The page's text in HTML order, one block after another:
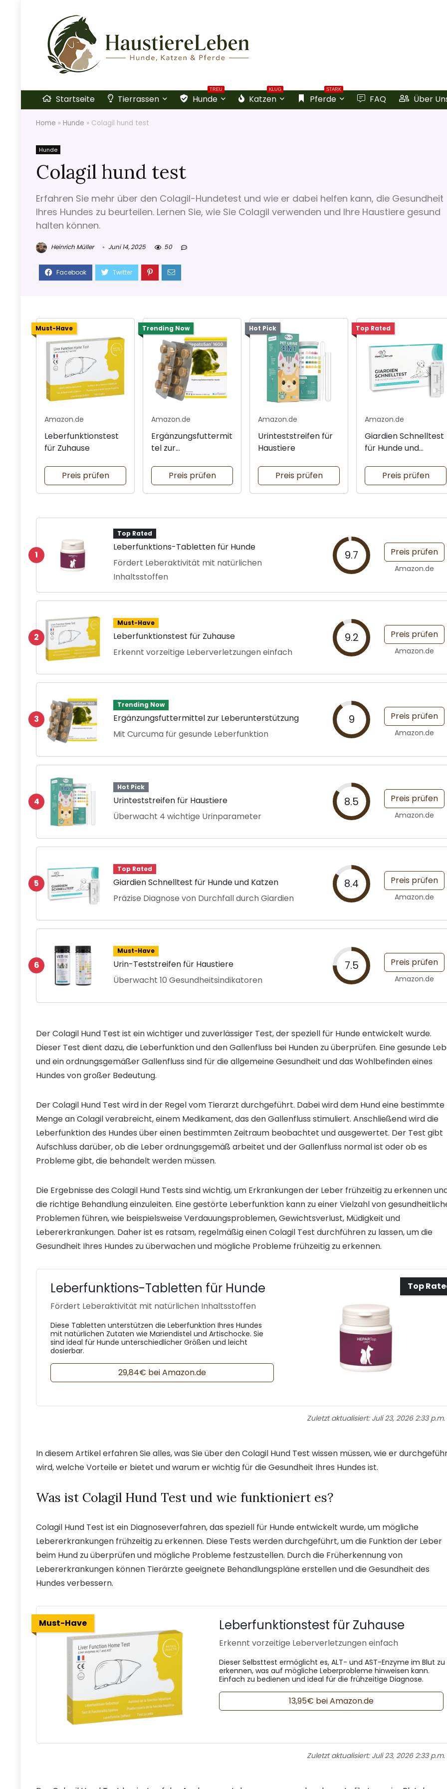
Startseite Tierrassen
TREU
Hunde
KLUG
Katzen
STARK
Pferde FAQ Über
Home » Hunde » Colagil hund test
Hunde
Colagil hund test
Erfahren Sie mehr über den Colagil-Hundetest und wie er dabei helfen kann, die Gesundheit
Ihres Hundes zu beurteilen. Lernen Sie, wie Sie Colagil verwenden und Ihre Haustiere gesund
halten können.
Heinrich Müller Juni 14, 2025 50
Must-Have
Amazon.de
Leberfunktionstest
für Zuhause
Preis prüfen
Trending Now
Amazon.de
Ergänzungsfuttermit
tel zur
Preis prüfen
Hot Pick
Amazon.de
Urinteststreifen für
Haustiere
Preis prüfen
Top Rated
Amazon.de
Giardien Schnelltest
für Hunde und
Preis prüfen
1
Top Rated
Leberfunktions-Tabletten für Hunde
Fördert Leberaktivität mit natürlichen
Inhaltsstoffen
9.7 Preis prüfen
Amazon.de
2
Must-Have
Leberfunktionstest für Zuhause
Erkennt vorzeitige Leberverletzungen einfach
9.2 Preis prüfen
Amazon.de
3
Trending Now
Ergänzungsfuttermittel zur Leberunterstützung
Mit Curcuma für gesunde Leberfunktion
9 Preis prüfen
Amazon.de
4
Hot Pick
Urinteststreifen für Haustiere
Überwacht 4 wichtige Urinparameter
8.5 Preis prüfen
Amazon.de
5
Top Rated
Giardien Schnelltest für Hunde und Katzen
Präzise Diagnose von Durchfall durch Giardien
8.4 Preis prüfen
Amazon.de
6
Must-Have
Urin-Teststreifen für Haustiere
Überwacht 10 Gesundheitsindikatoren
7.5 Preis prüfen
Amazon.de
Der Colagil Hund Test ist ein wichtiger und zuverlässiger Test, der speziell für Hunde entwickelt wurde.
Dieser Test dient dazu, die Leberfunktion und den Gallenfluss bei Hunden zu überprüfen. Eine gesunde
und ein ordnungsgemäßer Gallenfluss sind für die allgemeine Gesundheit und das Wohlbefinden eines
Hundes von großer Bedeutung.
Der Colagil Hund Test wird in der Regel vom Tierarzt durchgeführt. Dabei wird dem Hund eine bestimmte
Menge an Colagil verabreicht, einem Medikament, das den Gallenfluss stimuliert. Anschließend wird die
Leberfunktion des Hundes über einen bestimmten Zeitraum beobachtet und ausgewertet. Der Test gibt
Aufschluss darüber, ob die Leber ordnungsgemäß arbeitet und der Gallenfluss normal ist oder ob es
Probleme gibt, die behandelt werden müssen.
Die Ergebnisse des Colagil Hund Tests sind wichtig, um Erkrankungen der Leber frühzeitig zu erkennen
die richtige Behandlung einzuleiten. Eine gestörte Leberfunktion kann zu einer Vielzahl von
Problemen führen, wie beispielsweise Verdauungsproblemen, Gewichtsverlust, Müdigkeit und
Lebererkrankungen. Daher ist es ratsam, regelmäßig einen Colagil Test durchführen zu lassen, um die
Gesundheit Ihres Hundes zu überwachen und mögliche Probleme frühzeitig zu erkennen.
Top
Leberfunktions-Tabletten für Hunde
Fördert Leberaktivität mit natürlichen Inhaltsstoffen
Diese Tabletten unterstützen die Leberfunktion Ihres Hundes
mit natürlichen Zutaten wie Mariendistel und Artischocke. Sie
sind ideal für Hunde unterschiedlicher Größen und leicht
dosierbar.
29,84€ bei Amazon.de
Zuletzt aktualisiert: Juli 23, 2026 2:33 p.m.
In diesem Artikel erfahren Sie alles, was Sie über den Colagil Hund Test wissen müssen, wie er
wird, welche Vorteile er bietet und warum er wichtig für die Gesundheit Ihres Hundes ist.
Was ist Colagil Hund Test und wie funktioniert es?
Colagil Hund Test ist ein Diagnoseverfahren, das speziell für Hunde entwickelt wurde, um mögliche
Lebererkrankungen frühzeitig zu erkennen. Diese Tests werden durchgeführt, um die Funktion der Leber
beim Hund zu überprüfen und mögliche Probleme festzustellen. Durch die Früherkennung von
Lebererkrankungen können Tierärzte geeignete Behandlungspläne erstellen und die Gesundheit des
Hundes verbessern.
Must-Have Leberfunktionstest für Zuhause
Erkennt vorzeitige Leberverletzungen einfach
Dieser Selbsttest ermöglicht es, ALT- und AST-Enzyme im Blut zu
erkennen, was auf mögliche Leberprobleme hinweisen kann.
Einfach zu bedienen und ideal für die frühzeitige Diagnose.
13,95€ bei Amazon.de
Zuletzt aktualisiert: Juli 23, 2026 2:33 p.m.